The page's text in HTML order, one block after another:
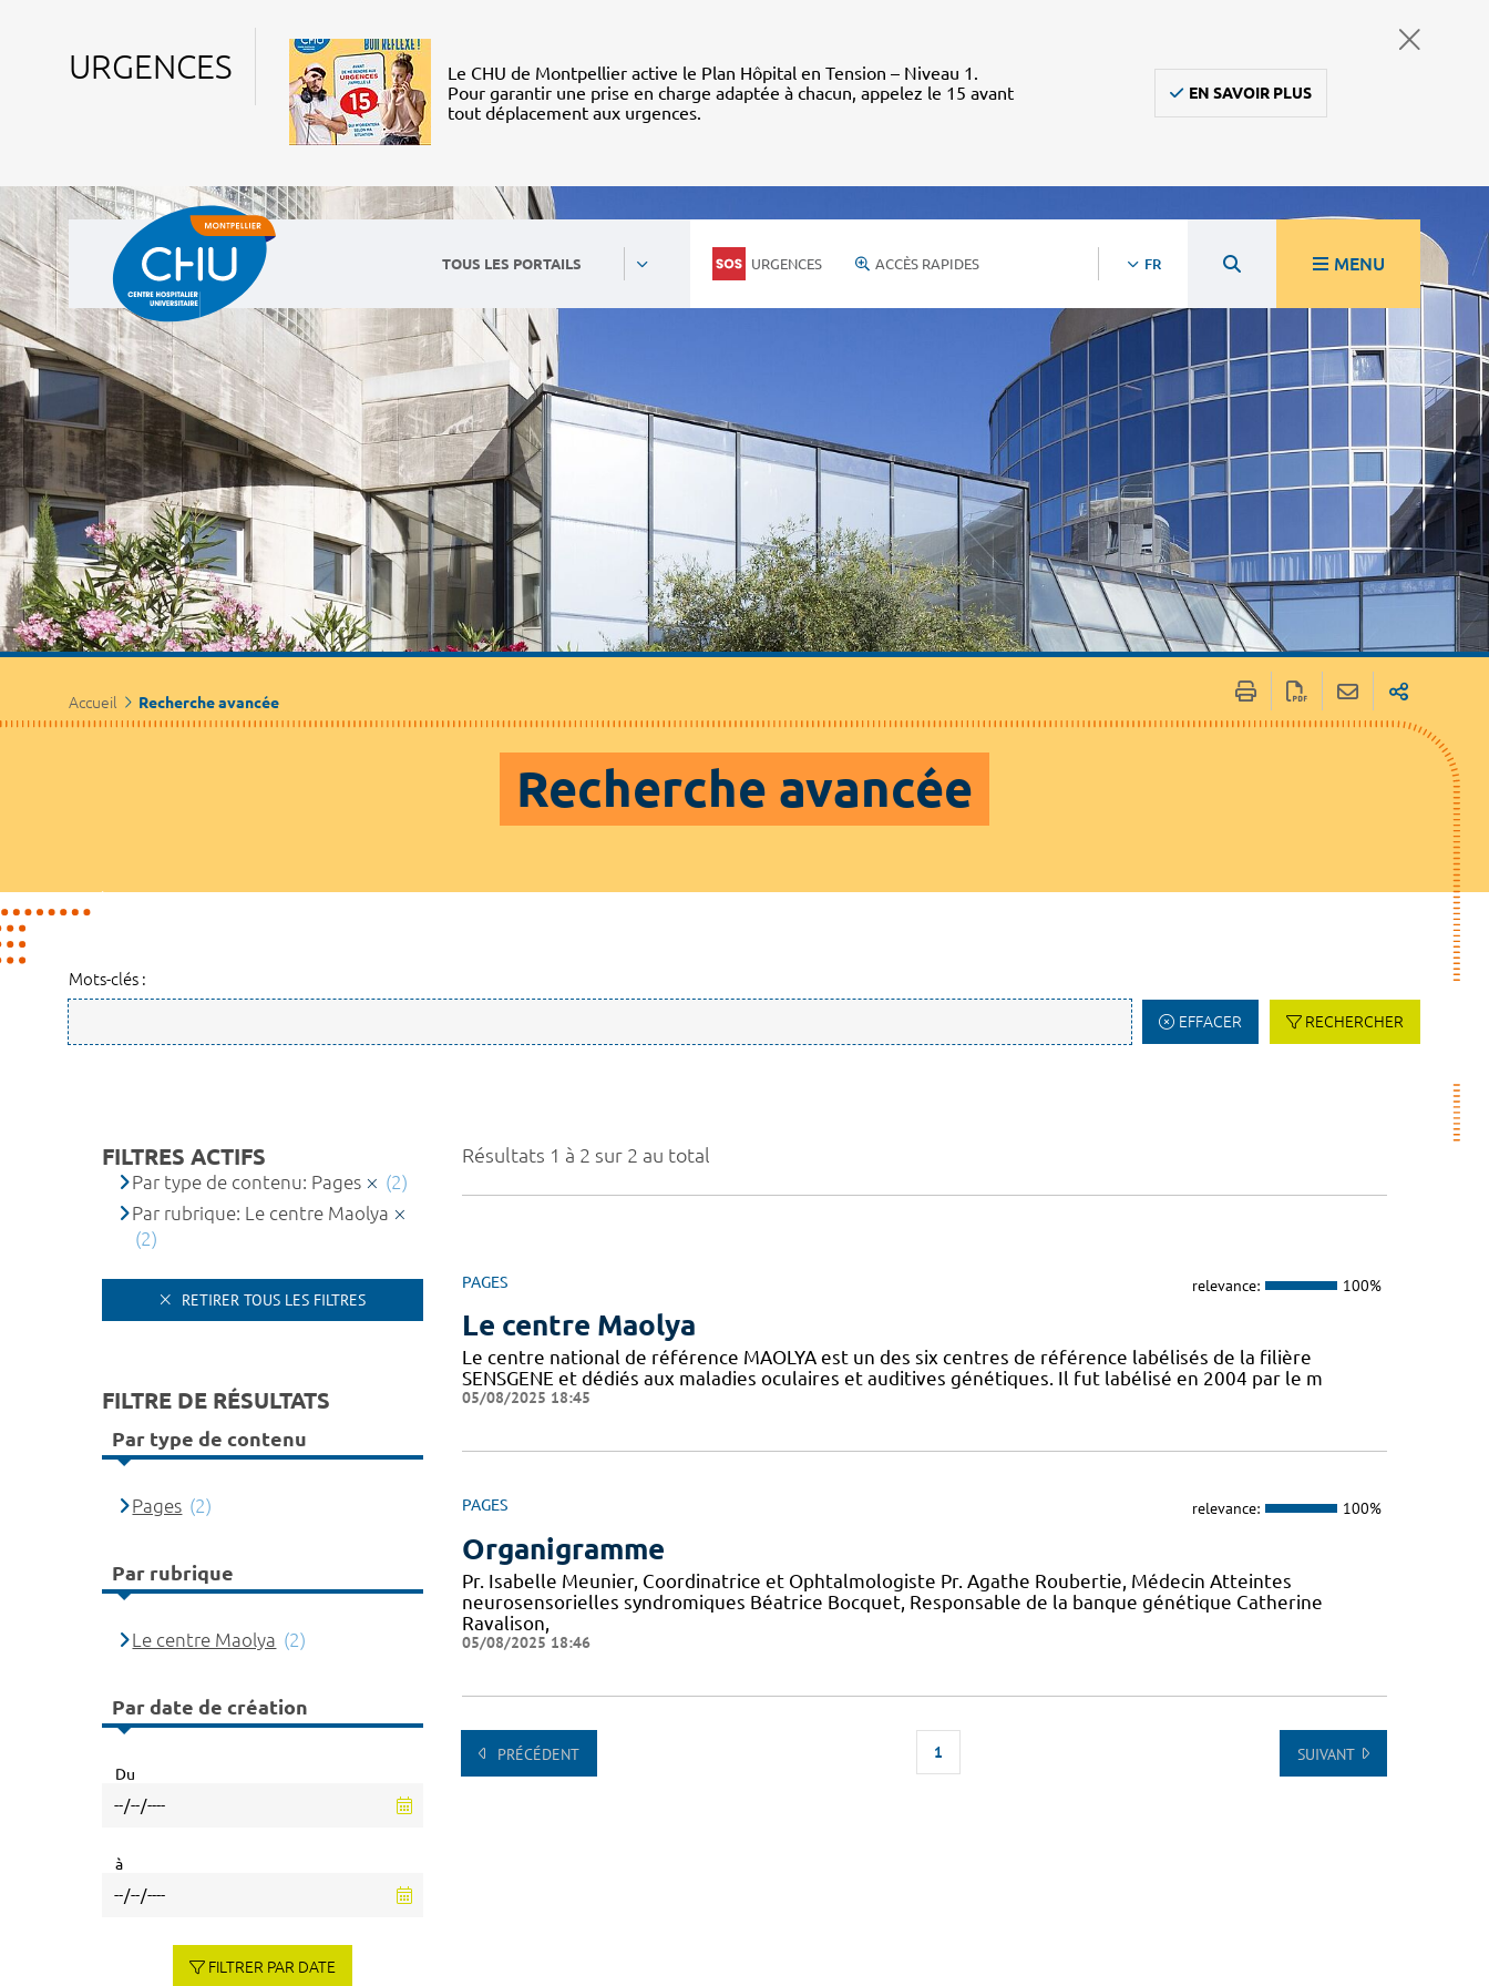
URGENCES
Le CHU de Montpellier active le Plan Hôpital en Tension – Niveau 1.
Pour garantir une prise en charge adaptée à chacun, appelez le 15 avant
tout déplacement aux urgences.
EN SAVOIR PLUS
TOUS LES PORTAILS URGENCES ACCÈS RAPIDES FR MENU
Accueil Recherche avancée
Recherche avancée
Mots-clés :
EFFACER RECHERCHER
Résultats 1 à 2 sur 2 au total
PAGES relevance: 100%
Le centre Maolya
Le centre national de référence MAOLYA est un des six centres de référence labélisés de la filière
SENSGENE et dédiés aux maladies oculaires et auditives génétiques. Il fut labélisé en 2004 par le m
05/08/2025 18:45
PAGES relevance: 100%
Organigramme
Pr. Isabelle Meunier, Coordinatrice et Ophtalmologiste Pr. Agathe Roubertie, Médecin Atteintes
neurosensorielles syndromiques Béatrice Bocquet, Responsable de la banque génétique Catherine
Ravalison,
05/08/2025 18:46
PRÉCÉDENT 1 SUIVANT
FILTRES ACTIFS
Par type de contenu: Pages
(2)
Par rubrique: Le centre Maolya
(2)
RETIRER TOUS LES FILTRES
FILTRE DE RÉSULTATS
Par type de contenu
Pages (2)
Par rubrique
Le centre Maolya (2)
Par date de création
Du
à
FILTRER PAR DATE